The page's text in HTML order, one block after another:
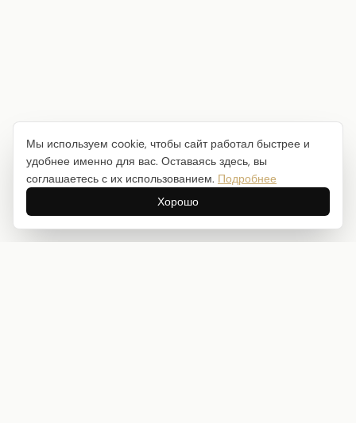
Мы используем cookie, чтобы сайт работал быстрее и
удобнее именно для вас. Оставаясь здесь, вы
соглашаетесь с их использованием. Подробнее
Хорошо